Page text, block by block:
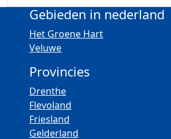
Gebieden in nederland
Het Groene Hart
Veluwe
Provincies
Drenthe
Flevoland
Friesland
Gelderland